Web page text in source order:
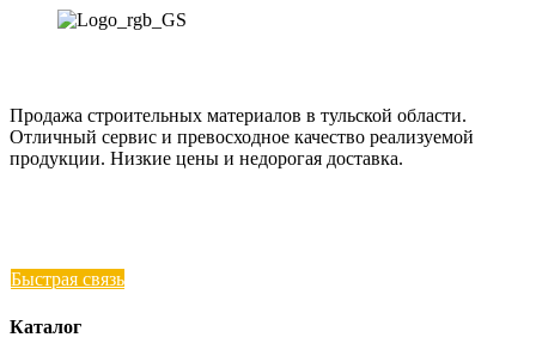
Продажа строительных материалов в тульской области.
Отличный сервис и превосходное качество реализуемой
продукции. Низкие цены и недорогая доставка.
Быстрая связь
Каталог